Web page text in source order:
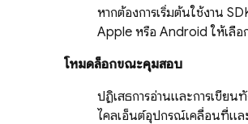
หากต้องการเริ่มต้นใช้งาน
Apple หรือ Android ให้เลื
โหมดล็อกขณะคุมสอบ
ปฏิเสธการอ่านและการเขียน
ไคลเอ็นต์อุปกรณ์เคลื่อนที่และ